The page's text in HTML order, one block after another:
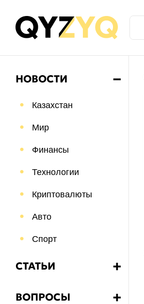
НОВОСТИ ➖
Казахстан
Мир
Финансы
Технологии
Криптовалюты
Авто
Спорт
СТАТЬИ ➕
Бизнес
ВОПРОСЫ ➕